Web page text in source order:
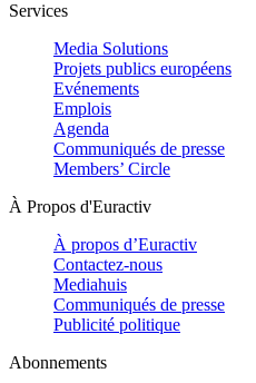
Services
Media Solutions
Projets publics européens
Evénements
Emplois
Agenda
Communiqués de presse
Members’ Circle
À Propos d'Euractiv
À propos d’Euractiv
Contactez-nous
Mediahuis
Communiqués de presse
Publicité politique
Abonnements